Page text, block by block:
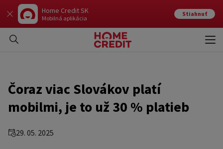
Home Credit SK
Mobilná aplikácia
Stiahnuť
Čoraz viac Slovákov platí
mobilmi, je to už 30 % platieb
29. 05. 2025